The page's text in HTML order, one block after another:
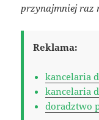
przynajmniej raz
Reklama:
kancelaria
kancelaria
doradztwo